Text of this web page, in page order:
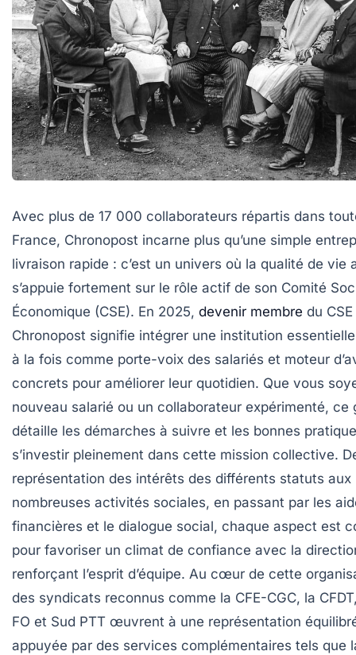
Avec plus de 17 000 collaborateurs répartis dans
France, Chronopost incarne plus qu’une simple
livraison rapide : c’est un univers où la qualité de vie
s’appuie fortement sur le rôle actif de son Comité
Économique (CSE). En 2025, devenir membre du
Chronopost signifie intégrer une institution
à la fois comme porte-voix des salariés et moteur
concrets pour améliorer leur quotidien. Que vous
nouveau salarié ou un collaborateur expérimenté, ce
détaille les démarches à suivre et les bonnes
s’investir pleinement dans cette mission collective.
représentation des intérêts des différents statuts aux
nombreuses activités sociales, en passant par les
financières et le dialogue social, chaque aspect est
pour favoriser un climat de confiance avec la
renforçant l’esprit d’équipe. Au cœur de cette
des syndicats reconnus comme la CFE-CGC, la
FO et Sud PTT œuvrent à une représentation
appuyée par des services complémentaires tels que